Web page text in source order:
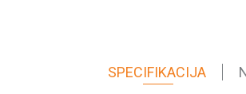
SPECIFIKACIJA